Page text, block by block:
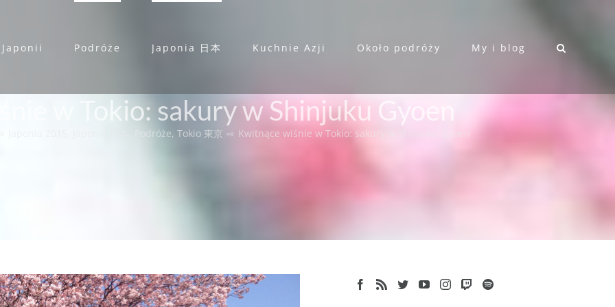
Podróże Japonia 日本 Kuchnie Azji Około podróży My i blog
w Tokio: sakury w Shinjuku Gyoen
Podróże, Tokio 東京 ⇨ Kwitnące wiśnie w Tokio: sakury w Shinjuku Gyoen